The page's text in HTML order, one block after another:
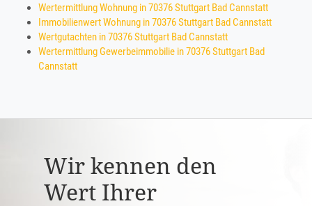
Wertermittlung Wohnung in 70376 Stuttgart Bad Cannstatt
Immobilienwert Wohnung in 70376 Stuttgart Bad Cannstatt
Wertgutachten in 70376 Stuttgart Bad Cannstatt
Wertermittlung Gewerbeimmobilie in 70376 Stuttgart Bad
Cannstatt
Wir kennen den
Wert Ihrer